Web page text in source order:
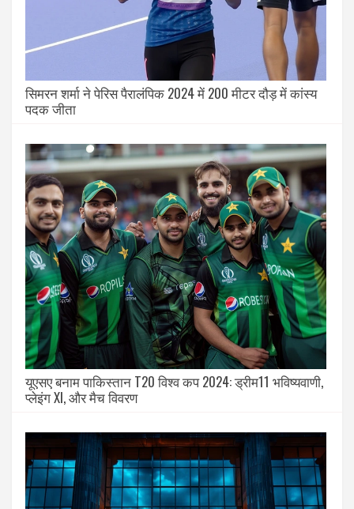
सिमरन शर्मा ने पेरिस पैरालंपिक 2024 में 200 मीटर दौड़ में कांस्य
पदक जीता
यूएसए बनाम पाकिस्तान T20 विश्व कप 2024: ड्रीम11 भविष्यवाणी,
प्लेइंग XI, और मैच विवरण